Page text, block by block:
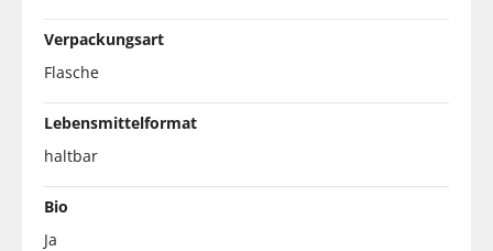
Verpackungsart
Flasche
Lebensmittelformat
haltbar
Bio
Ja